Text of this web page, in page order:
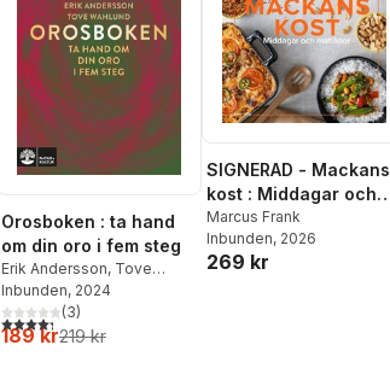
Orosboken : ta hand
om din oro i fem steg
Erik Andersson, Tove
Wahlund
Inbunden, 2024
4,3utav 5 stjärnor. Totalt antal röster:
(3)
189 kr219 kr
SIGNERAD - Mackans
kost : Middagar och
matlådor
Marcus Frank
Inbunden, 2026
269 kr